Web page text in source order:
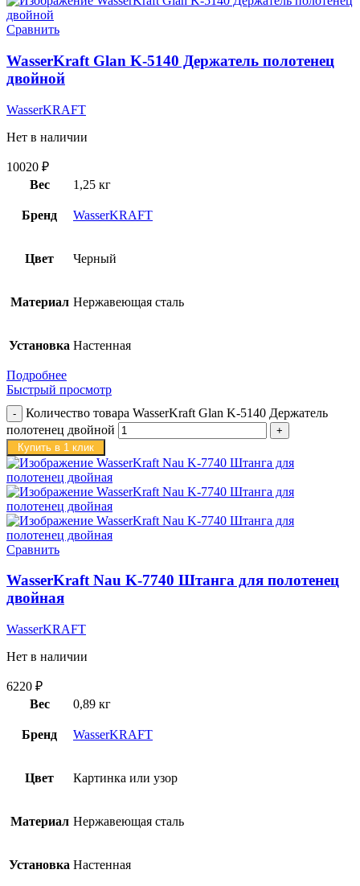
Сравнить
WasserKraft Glan K-5140 Держатель полотенец
двойной
WasserKRAFT
Нет в наличии
10020 ₽
Вес
1,25 кг
Бренд WasserKRAFT
Цвет Черный
Материал Нержавеющая сталь
Установка Настенная
Подробнее
Быстрый просмотр
Количество товара WasserKraft Glan K-5140 Держатель
полотенец двойной
Купить в 1 клик
Сравнить
WasserKraft Nau K-7740 Штанга для полотенец
двойная
WasserKRAFT
Нет в наличии
6220 ₽
Вес
0,89 кг
Бренд WasserKRAFT
Цвет Картинка или узор
Материал Нержавеющая сталь
Установка Настенная